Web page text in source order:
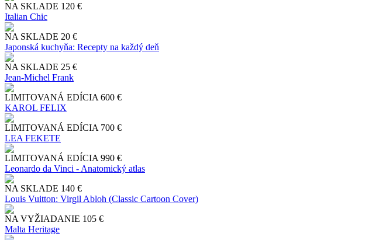
NA SKLADE 120 €
Italian Chic
NA SKLADE 20 €
Japonská kuchyňa: Recepty na každý deň
NA SKLADE 25 €
Jean-Michel Frank
LIMITOVANÁ EDÍCIA 600 €
KAROL FELIX
LIMITOVANÁ EDÍCIA 700 €
LEA FEKETE
LIMITOVANÁ EDÍCIA 990 €
Leonardo da Vinci - Anatomický atlas
NA SKLADE 140 €
Louis Vuitton: Virgil Abloh (Classic Cartoon Cover)
NA VYŽIADANIE 105 €
Malta Heritage